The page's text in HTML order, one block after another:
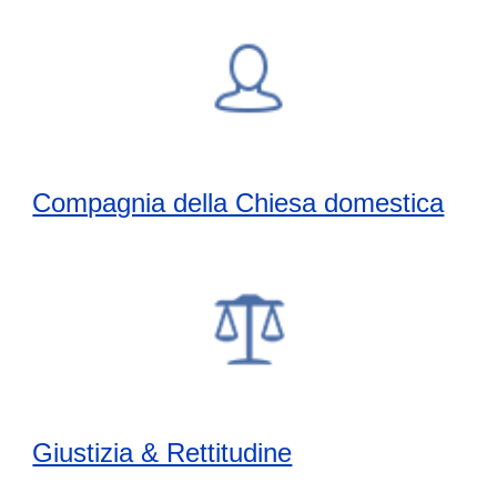
Compagnia della Chiesa domestica
Giustizia & Rettitudine